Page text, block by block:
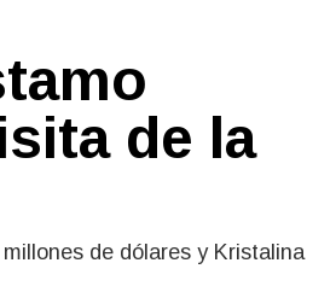
de la
de dólares y Kristalina